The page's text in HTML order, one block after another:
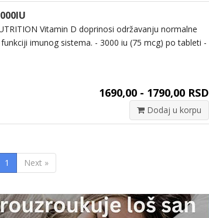
Vitamin D doprinosi održavanju normalne
imunog sistema. - 3000 iu (75 mcg) po tableti -
1690,00 - 1790,00 RSD
Dodaj u korpu
1 Next »